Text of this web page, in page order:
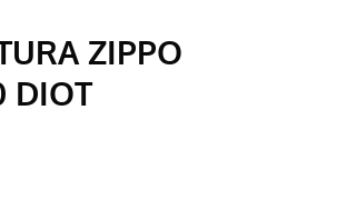
ZIPPO
DIOT